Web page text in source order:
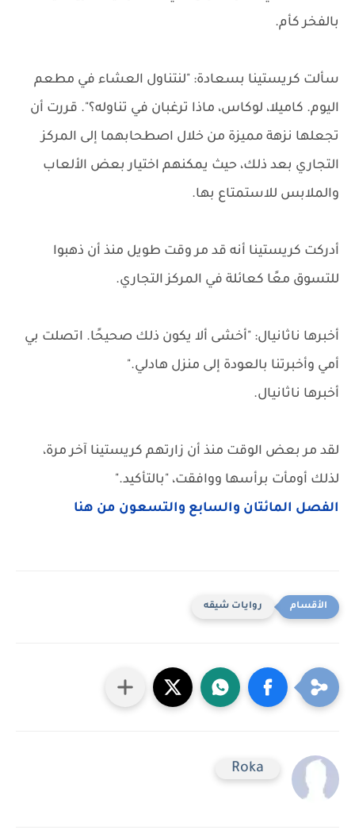
بالفخر كأم.
سألت كريستينا بسعادة: "لنتناول العشاء في مطعم
اليوم. كاميلا، لوكاس، ماذا ترغبان في تناوله؟". قررت أن
تجعلها نزهة مميزة من خلال اصطحابهما إلى المركز
التجاري بعد ذلك، حيث يمكنهم اختيار بعض الألعاب
والملابس للاستمتاع بها.
أدركت كريستينا أنه قد مر وقت طويل منذ أن ذهبوا
للتسوق معًا كعائلة في المركز التجاري.
أخبرها ناثانيال: "أخشى ألا يكون ذلك صحيحًا. اتصلت بي
أمي وأخبرتنا بالعودة إلى منزل هادلي."
أخبرها ناثانيال.
لقد مر بعض الوقت منذ أن زارتهم كريستينا آخر مرة،
لذلك أومأت برأسها ووافقت، "بالتأكيد."
الفصل المائتان والسابع والتسعون من هنا
روايات شيقه
Roka